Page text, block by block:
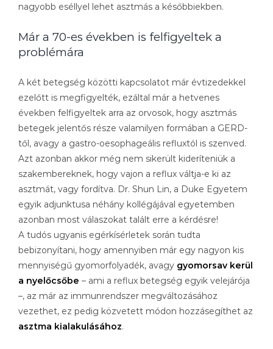
nagyobb eséllyel lehet asztmás a későbbiekben.
Már a 70-es években is felfigyeltek a
problémára
A két betegség közötti kapcsolatot már évtizedekkel
ezelőtt is megfigyelték, ezáltal már a hetvenes
években felfigyeltek arra az orvosok, hogy asztmás
betegek jelentős része valamilyen formában a GERD-
től, avagy a gastro-oesophageális refluxtól is szenved.
Azt azonban akkor még nem sikerült kideríteniük a
szakembereknek, hogy vajon a reflux váltja-e ki az
asztmát, vagy fordítva. Dr. Shun Lin, a Duke Egyetem
egyik adjunktusa néhány kollégájával egyetemben
azonban most válaszokat talált erre a kérdésre!
A tudós ugyanis egérkísérletek során tudta
bebizonyítani, hogy amennyiben már egy nagyon kis
mennyiségű gyomorfolyadék, avagy gyomorsav kerül
a nyelőcsőbe – ami a reflux betegség egyik velejárója
–, az már az immunrendszer megváltozásához
vezethet, ez pedig közvetett módon hozzásegíthet az
asztma kialakulásához.